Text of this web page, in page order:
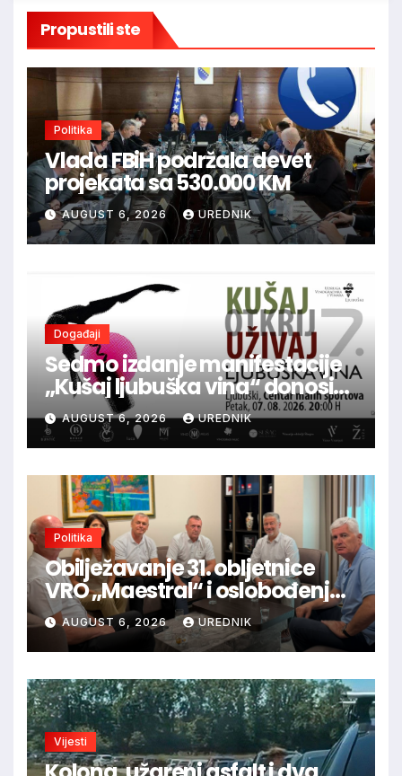
Propustili ste
Politika
Vlada FBiH podržala devet
projekata sa 530.000 KM
AUGUST 6, 2026 UREDNIK
Događaji
Sedmo izdanje manifestacije
„Kušaj ljubuška vina“ donosi
vrhunska vina, gastronomiju i
glazbu
AUGUST 6, 2026 UREDNIK
Politika
Obilježavanje 31. obljetnice
VRO „Maestral“ i oslobođenja
Jajca uz pokroviteljstvo HNS-a
BiHAUGUST 6, 2026 UREDNIK
Vijesti